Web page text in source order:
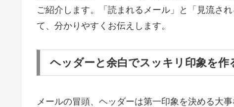
ご紹介します。「読まれるメール」と「見流さ
て、分かりやすくお伝えします。
ヘッダーと余白でスッキリ印象を作
メールの冒頭、ヘッダーは第一印象を決める大